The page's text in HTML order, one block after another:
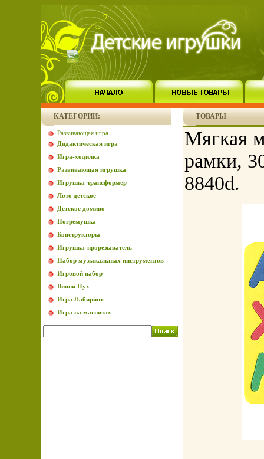
КАТЕГОРИИ:
Развивающая игра
Дидактическая игра
Игра-ходилка
Развивающая игрушка
Игрушка-трансформер
Лото детское
Детское домино
Погремушка
Конструкторы
Игрушка-прорезыватель
Набор музыкальных инструментов
Игровой набор
Винни Пух
Игра Лабиринт
Игра на магнитах
ТОВАРЫ
Мягкая
рамки,
8840d.